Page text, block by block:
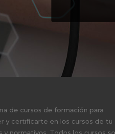
de cursos de formación para
y certificarte en los cursos de tu